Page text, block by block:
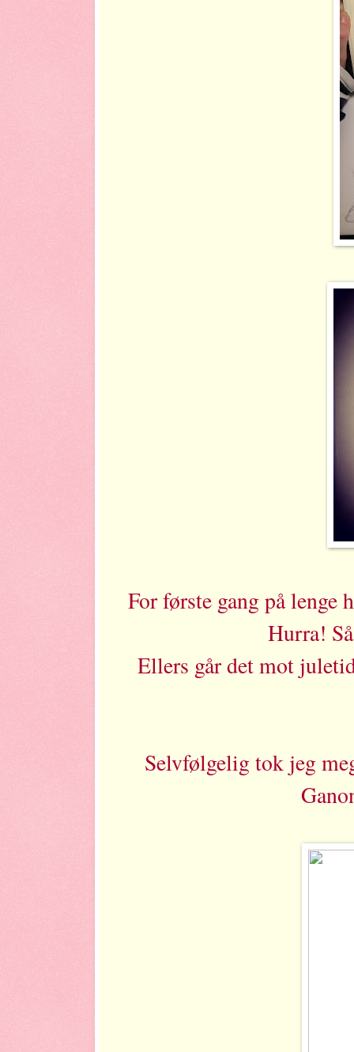
For første gang på lenge
Hurra!
Ellers går det mot
Selvfølgelig tok jeg